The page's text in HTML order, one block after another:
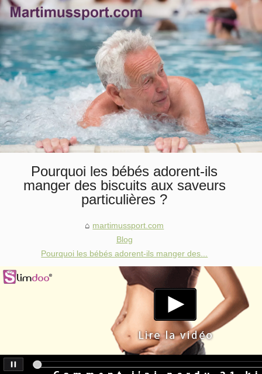
Pourquoi les bébés adorent-ils
manger des biscuits aux saveurs
particulières ?
martimussport.com
Blog
Pourquoi les bébés adorent-ils manger des...